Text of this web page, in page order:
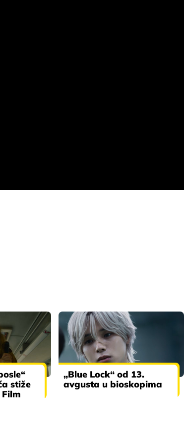
stiže
„Blue Lock“ od 13.
avgusta u bioskopima